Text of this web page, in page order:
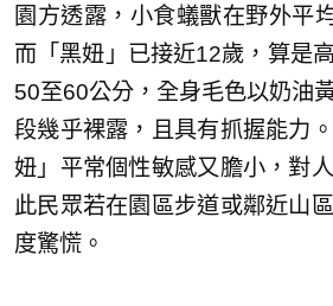
園方透露，小食蟻獸在野外平
而「黑妞」已接近12歲，算是
50至60公分，全身毛色以奶油
段幾乎裸露，且具有抓握能力
妞」平常個性敏感又膽小，對
此民眾若在園區步道或鄰近山
度驚慌。